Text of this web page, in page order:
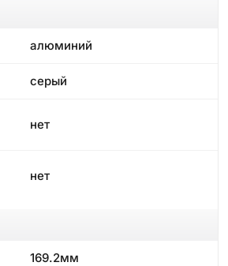
алюминий
серый
нет
нет
169.2мм